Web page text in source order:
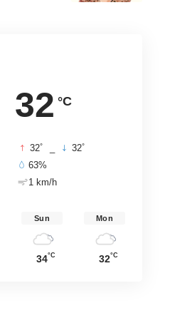
32 °C
32° 32°
63%
1 km/h
Sun
34°C
Mon
32°C